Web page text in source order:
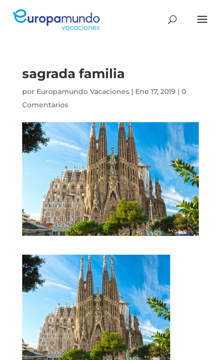
sagrada familia
por Europamundo Vacaciones| Ene 17, 2019 | 0
Comentarios